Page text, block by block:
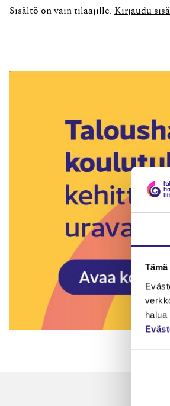
Sisältö on vain tilaajille. Kirjaudu